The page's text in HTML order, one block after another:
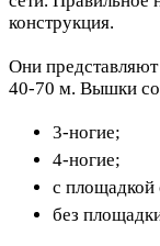
конструкция.
Они
40-70 м. Вышки
3-ногие;
4-ногие;
с площадкой
без